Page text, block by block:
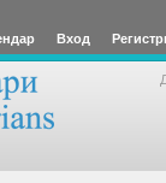
Вход